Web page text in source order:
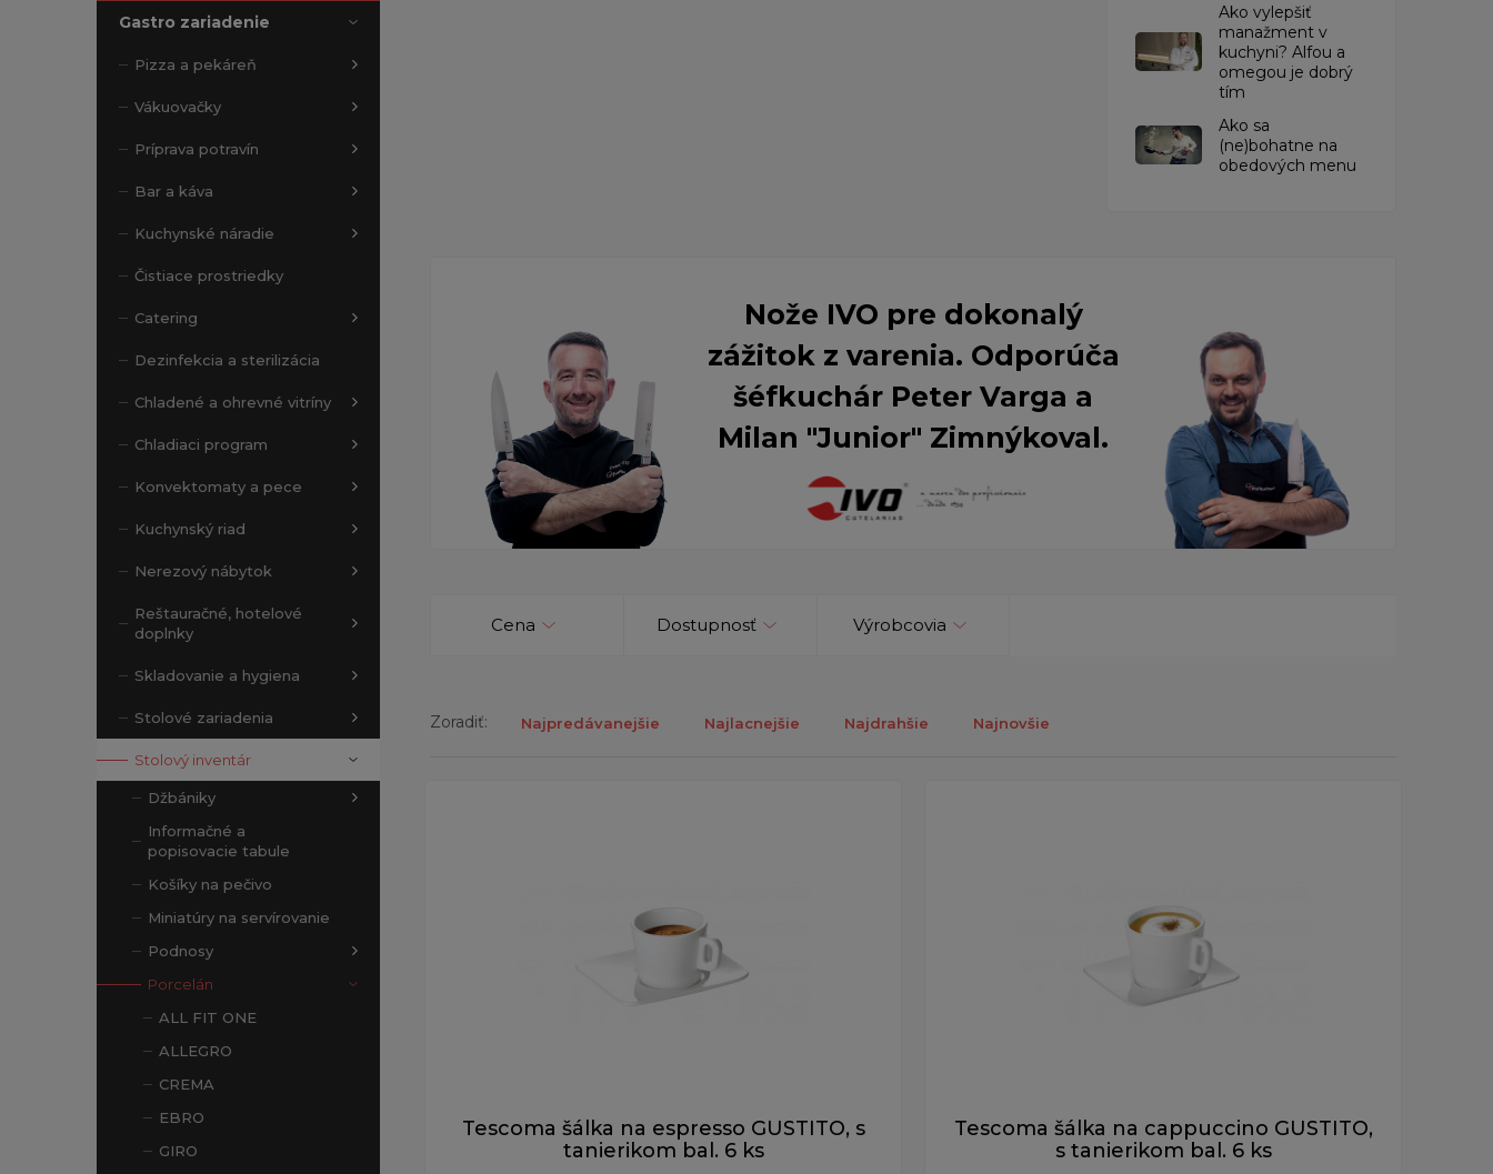
Gastro zariadenie
Pizza a pekáreň
Vákuovačky
Príprava potravín
Bar a káva
Kuchynské náradie
Čistiace prostriedky
Catering
Dezinfekcia a sterilizácia
Chladené a ohrevné vitríny
Chladiaci program
Konvektomaty a pece
Kuchynský riad
Nerezový nábytok
Reštauračné, hotelové
doplnky
Skladovanie a hygiena
Stolové zariadenia
Stolový inventár
Džbániky
Informačné a
popisovacie tabule
Košíky na pečivo
Miniatúry na servírovanie
Podnosy
Porcelán
ALL FIT ONE
ALLEGRO
CREMA
EBRO
GIRO
Ako vylepšiť
manažment v
kuchyni? Alfou a
omegou je dobrý
tím
​Ako sa
(ne)bohatne na
obedových menu
Nože IVO pre dokonalý
zážitok z varenia. Odporúča
šéfkuchár Peter Varga a
Milan "Junior" Zimnýkoval.
Cena Dostupnosť Výrobcovia
Zoradiť: Najpredávanejšie Najlacnejšie Najdrahšie Najnovšie
Tescoma šálka na espresso GUSTITO, s
tanierikom bal. 6 ks
Tescoma šálka na cappuccino GUSTITO,
s tanierikom bal. 6 ks